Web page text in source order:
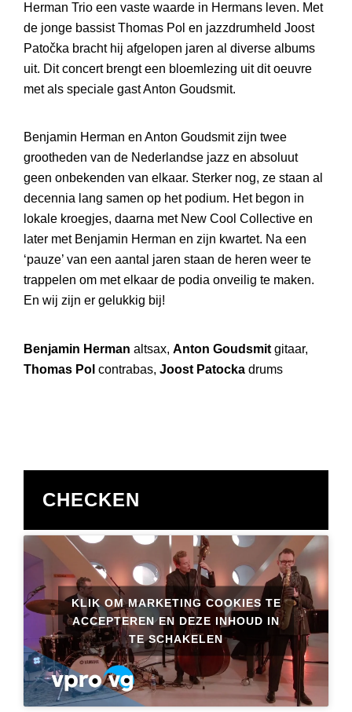
Herman Trio een vaste waarde in Hermans leven. Met
de jonge bassist Thomas Pol en jazzdrumheld Joost
Patočka bracht hij afgelopen jaren al diverse albums
uit. Dit concert brengt een bloemlezing uit dit oeuvre
met als speciale gast Anton Goudsmit.
Benjamin Herman en Anton Goudsmit zijn twee
grootheden van de Nederlandse jazz en absoluut
geen onbekenden van elkaar. Sterker nog, ze staan al
decennia lang samen op het podium. Het begon in
lokale kroegjes, daarna met New Cool Collective en
later met Benjamin Herman en zijn kwartet. Na een
‘pauze’ van een aantal jaren staan de heren weer te
trappelen om met elkaar de podia onveilig te maken.
En wij zijn er gelukkig bij!
Benjamin Herman altsax, Anton Goudsmit gitaar,
Thomas Pol contrabas, Joost Patocka drums
CHECKEN
KLIK OM MARKETING COOKIES TE
ACCEPTEREN EN DEZE INHOUD IN
TE SCHAKELEN